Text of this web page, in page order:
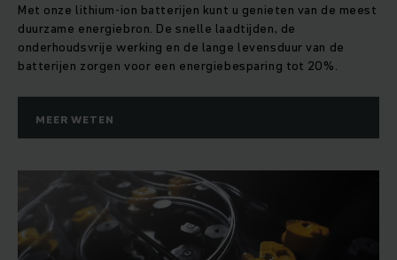
Met onze lithium-ion batterijen kunt u genieten van de meest
duurzame energiebron. De snelle laadtijden, de
onderhoudsvrije werking en de lange levensduur van de
batterijen zorgen voor een energiebesparing tot 20%.
MEER WETEN